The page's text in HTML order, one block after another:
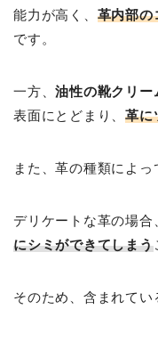
能力が高く、 革内部の
です。
一方、油性の靴クリー
表面にとどまり、革に
また、革の種類によっ
デリケートな革の場合
にシミができてしまう
そのため、含まれてい